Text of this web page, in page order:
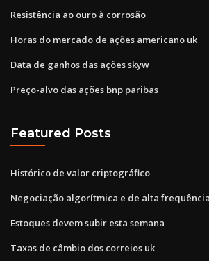
Resistência ao ouro à corrosão
Horas do mercado de ações americano uk
Data de ganhos das ações skyw
Preço-alvo das ações bnp paribas
Featured Posts
Histórico de valor criptográfico
Negociação algorítmica e de alta
Estoques devem subir esta semana
Taxas de câmbio dos correios uk